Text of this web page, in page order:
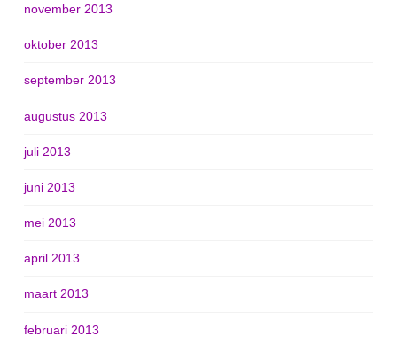
november 2013
oktober 2013
september 2013
augustus 2013
juli 2013
juni 2013
mei 2013
april 2013
maart 2013
februari 2013